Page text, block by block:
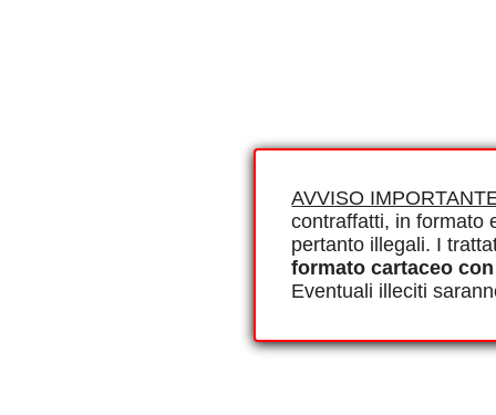
AVVISO
contraffatti, in formato
pertanto illegali. I
formato cartaceo
Eventuali illeciti